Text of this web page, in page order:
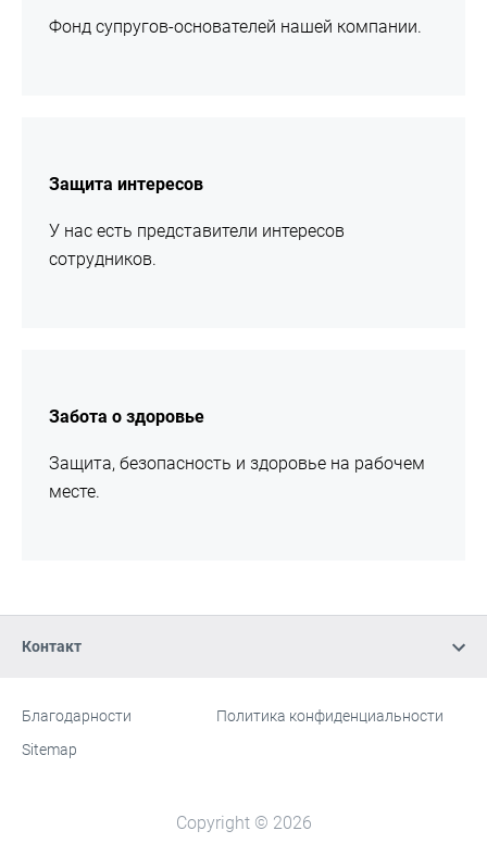
Фонд супругов-основателей нашей компании.
Защита интересов
У нас есть представители интересов
сотрудников.
Забота о здоровье
Защита, безопасность и здоровье на рабочем
месте.
Контакт
Сайт
[Website
information]
Благодарности
Политика конфиденциальности
Sitemap
Copyright © 2026